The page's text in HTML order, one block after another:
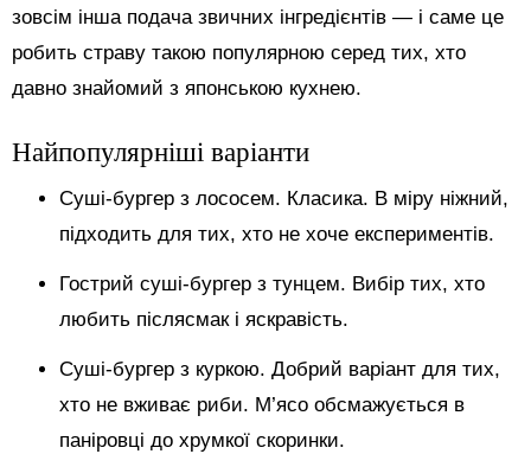
зовсім інша подача звичних інгредієнтів — і саме це
робить страву такою популярною серед тих, хто
давно знайомий з японською кухнею.
Найпопулярніші варіанти
Суші-бургер з лососем. Класика. В міру ніжний,
підходить для тих, хто не хоче експериментів.
Гострий суші-бургер з тунцем. Вибір тих, хто
любить післясмак і яскравість.
Суші-бургер з куркою. Добрий варіант для тих,
хто не вживає риби. М’ясо обсмажується в
паніровці до хрумкої скоринки.